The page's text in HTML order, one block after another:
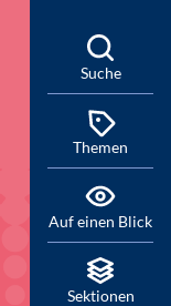
Suche
Themen
Auf einen Blick
Sektionen